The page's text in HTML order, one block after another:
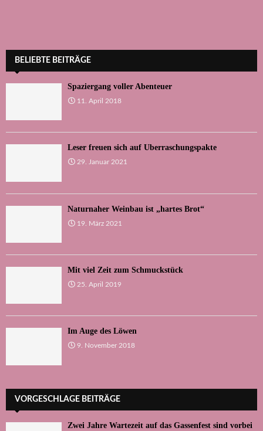
BELIEBTE BEITRÄGE
Spaziergang voller Abenteuer
11. April 2018
Leser freuen sich auf Überraschungspakte
29. Januar 2021
Naturnaher Weinbau ist „hartes Brot“
19. März 2021
Mit viel Zeit zum Schmuckstück
25. April 2019
Im Auge des Löwen
9. November 2018
VORGESCHLAGE BEITRÄGE
Zwei Jahre Wartezeit auf das Gassenfest sind vorbei